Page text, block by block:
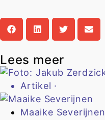
Lees meer
Artikel ·
Maaike Severijnen